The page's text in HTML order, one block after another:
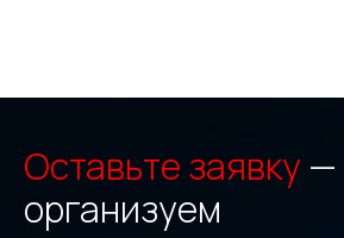
Оставьте заявку —
организуем